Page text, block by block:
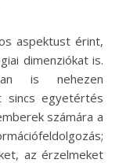
aspektust érint,
dimenziókat is.
is nehezen
sincs egyetértés
számára a
az érzelmeket